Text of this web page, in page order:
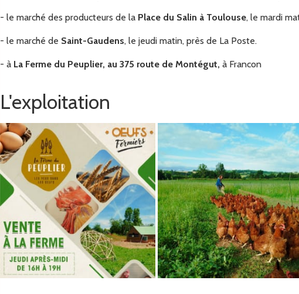
Commande ouverte du
vendredi 14 août à
Commander
- le marché des producteurs de la Place du Salin à Toulouse, le mardi
- le marché de Saint-Gaudens, le jeudi matin, près de La Poste.
- à La Ferme du Peuplier, au 375 route de Montégut, à Francon
L'exploitation